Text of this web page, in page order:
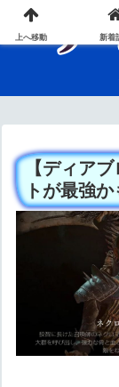
【ディア
トが最強か
上へ移動 新着